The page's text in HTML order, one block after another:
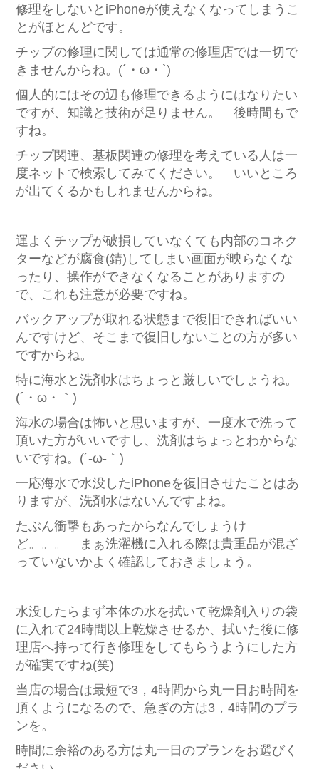
修理をしないとiPhoneが使えなくなってしまうこ
とがほとんどです。
チップの修理に関しては通常の修理店では一切で
きませんからね。(´・ω・`)
個人的にはその辺も修理できるようにはなりたい
ですが、知識と技術が足りません。 後時間もで
すね。
チップ関連、基板関連の修理を考えている人は一
度ネットで検索してみてください。 いいところ
が出てくるかもしれませんからね。
運よくチップが破損していなくても内部のコネク
ターなどが腐食(錆)してしまい画面が映らなくな
ったり、操作ができなくなることがありますの
で、これも注意が必要ですね。
バックアップが取れる状態まで復旧できればいい
んですけど、そこまで復旧しないことの方が多い
ですからね。
特に海水と洗剤水はちょっと厳しいでしょうね。
(´・ω・｀)
海水の場合は怖いと思いますが、一度水で洗って
頂いた方がいいですし、洗剤はちょっとわからな
いですね。(´-ω-｀)
一応海水で水没したiPhoneを復旧させたことはあ
りますが、洗剤水はないんですよね。
たぶん衝撃もあったからなんでしょうけ
ど。。。 まぁ洗濯機に入れる際は貴重品が混ざ
っていないかよく確認しておきましょう。
水没したらまず本体の水を拭いて乾燥剤入りの袋
に入れて24時間以上乾燥させるか、拭いた後に修
理店へ持って行き修理をしてもらうようにした方
が確実ですね(笑)
当店の場合は最短で3，4時間から丸一日お時間を
頂くようになるので、急ぎの方は3，4時間のプラ
ンを。
時間に余裕のある方は丸一日のプランをお選びく